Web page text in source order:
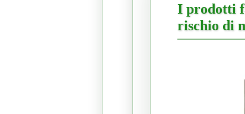
I prodotti
rischio di